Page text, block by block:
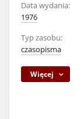
Data wydania:
1976
Typ zasobu:
czasopisma
Więcej